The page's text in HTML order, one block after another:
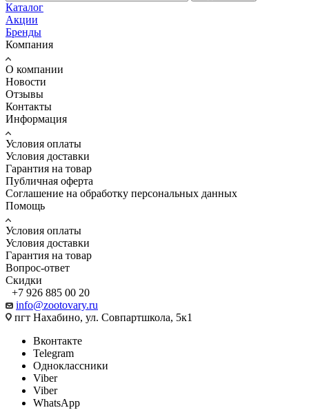
Каталог
Акции
Бренды
Компания
О компании
Новости
Отзывы
Контакты
Информация
Условия оплаты
Условия доставки
Гарантия на товар
Публичная оферта
Соглашение на обработку персональных данных
Помощь
Условия оплаты
Условия доставки
Гарантия на товар
Вопрос-ответ
Скидки
+7 926 885 00 20
info@zootovary.ru
пгт Нахабино, ул. Совпартшкола, 5к1
Вконтакте
Telegram
Одноклассники
Viber
Viber
WhatsApp